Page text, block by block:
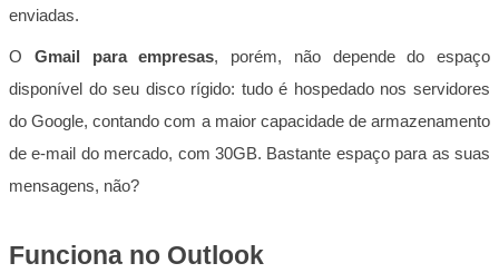
enviadas.
O Gmail para empresas, porém, não depende do espaço
disponível do seu disco rígido: tudo é hospedado nos servidores
do Google, contando com a maior capacidade de armazenamento
de e-mail do mercado, com 30GB. Bastante espaço para as suas
mensagens, não?
Funciona no Outlook